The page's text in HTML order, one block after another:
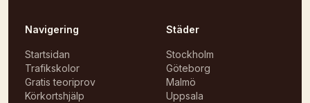
Navigering
Startsidan
Trafikskolor
Gratis teoriprov
Körkortshjälp
Städer
Stockholm
Göteborg
Malmö
Uppsala